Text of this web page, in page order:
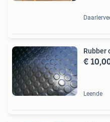
Rubber
€
Leende